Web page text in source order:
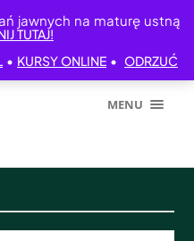
jawnych na maturę ustną
TUTAJ!
• KURSY ONLINE • ODRZUĆ
MENU